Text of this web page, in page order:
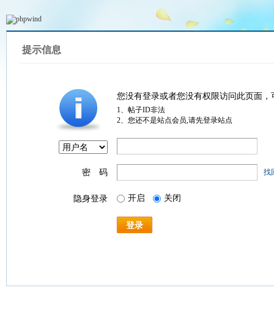
提示信息
您没有登录或者您没有权限访问此页面
1、帖子ID非法
2、您还不是站点会员,请先登录站点
密 码 找
隐身登录 开启 关闭
登录